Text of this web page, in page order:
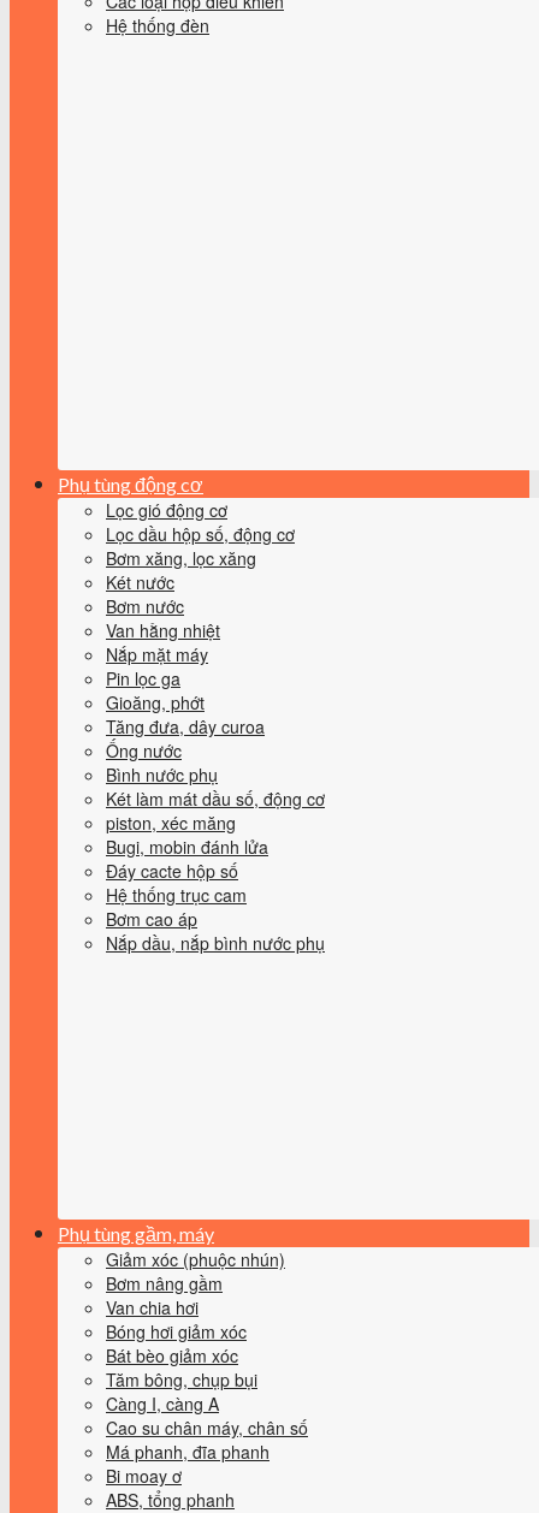
Hệ thống đèn
Phụ tùng động cơ
Lọc gió động cơ
Lọc dầu hộp số, động cơ
Bơm xăng, lọc xăng
Két nước
Bơm nước
Van hằng nhiệt
Nắp mặt máy
Pin lọc ga
Gioăng, phớt
Tăng đưa, dây curoa
Ống nước
Bình nước phụ
Két làm mát dầu số, động cơ
piston, xéc măng
Bugi, mobin đánh lửa
Đáy cacte hộp số
Hệ thống trục cam
Bơm cao áp
Nắp dầu, nắp bình nước phụ
Phụ tùng gầm, máy
Giảm xóc (phuộc nhún)
Bơm nâng gầm
Van chia hơi
Bóng hơi giảm xóc
Bát bèo giảm xóc
Tăm bông, chụp bụi
Càng I, càng A
Cao su chân máy, chân số
Má phanh, đĩa phanh
Bi moay ơ
ABS, tổng phanh